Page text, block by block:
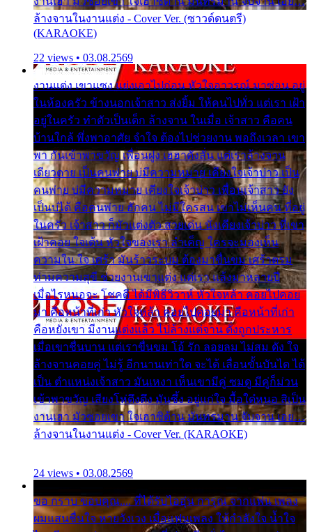
ล้างจานในงานแต่ง - Cover Ver. (ซาวด์ดนตรี)
(KARAOKE)
22 views • 03.08.2569
งานแต่ง เขาแซง แย่งเอาไปก่อน หัวใจอาวรณ์ มาซ่อน อยู่
ในห้องครัว ข้างนอกเจ้าสาว ส่งยิ้ม ให้คนไปทั่ว แต่เรา เฝ้า
อยู่ในครัว ทำตัวเป็นเด็ก ล้างจาน ในเมื่อ เจ้าสาว คือคน
บ้านใกล้ พึ่งพาอาศัย จำใจ ต้องไปช่วยงาน พอถึงเวลา เขา
พา กันเข้าพาขวัญ เพื่อนฝูง เฮฮาดังลั่น แต่เราล้างจาน
เดียวดาย เป็นคนพ่าย บ่มีความหมาย เคียงใจเจ้าบ่าว เป็น
คนพ่าย บ่มีความหมาย เคียงใจเจ้าบ่าว เพื่อนเจ้าสาว ยัง
เป็นบ่ได้ คือคนพ่าย ฮักคน ไม่มีใครสน เขาไม่เห็นคน ที่อยู่
ในครัว เจ้าสาว ก็มัวแต่งตัว สวยเด่น นั่งเคียงเจ้าบ่าว ที่เขา
เฝ้าคอย ใจเต้น หัวใจของเรา ลำเค็ญ ใครจะมองเห็น
ความใน ใจ เศร้า มันร้าวระบม ต้องมาขื่นขม เศร้าตรม
ท่ามความสุขี ช่วยงานเขาแต่ง แต่เรา แล้งมาหลายปี
เมื่อไรหนอจะ โชคดี ได้มีพิธีวิวาห์ หัวใจหล้า คอยไปคอย
มา คือหน้าที่เก่า หัวใจหล้า คอยไปคอยมา คือหน้าที่เก่า
คือหยังเขา มีงานแต่งแล้ว ไปล้างแต่จาน ดั่งถูกประหาร
เมื่อเขาชื่นบาน แต่เราขื่นขม โอ้ รัก ลอยลม ไม่สม ดัง ใจ
ล้างจานคอยคู่ ไม่รู้ อีกนานเท่าใด จะได้ เลื่อนขั้นบันได ได้
เป็น ตำแหน่งเจ้าสาว มันเหงา เห็นเขามีคู่ ซมดู มีคู่ก็ม่วน
เข้าพาขวัญ เสียงโห่ตึงตึง มันซึ้ง อยู่แก่ใจ มื้อใด๋หนอ สิเป็น
งานเฮา มัวซอยเขา ใจเฮาซิด้าน มันทรมาน จับจาน เอย…
ล้างจานในงานแต่ง - Cover Ver. (KARAOKE)
24 views • 03.08.2569
ขอ กราบ ขอบคุณ.... ที่ได้รับไออุ่น การุณ จากแฟน เพลง
ผมแสนชื่นใจ หายวังเวง เมื่อแฟนเพลง ให้กำลังใจ น้ำใจ